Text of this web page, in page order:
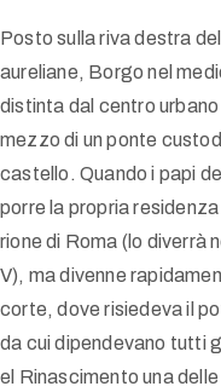
Posto sulla riva destra
aureliane, Borgo nel
distinta dal centro
mezzo di un ponte
castello. Quando i papi
porre la propria
rione di Roma (lo diverrà
V), ma divenne
corte, dove risiedeva il
da cui dipendevano tutti
el Rinascimento una